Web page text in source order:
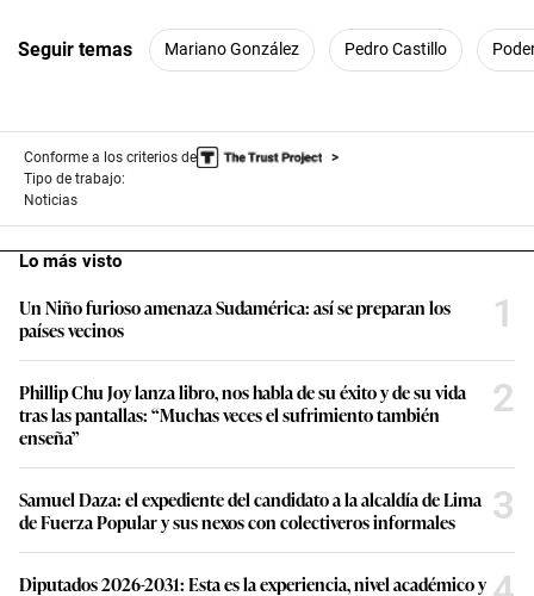
Seguir temas Mariano González Pedro Castillo
Conforme a los criterios de
Tipo de trabajo:
Noticias
Lo más visto
Un Niño furioso amenaza Sudamérica: así se preparan los
países vecinos
1
Phillip Chu Joy lanza libro, nos habla de su éxito y de su vida
tras las pantallas: “Muchas veces el sufrimiento también
enseña”
2
Samuel Daza: el expediente del candidato a la alcaldía de Lima
de Fuerza Popular y sus nexos con colectiveros informales
3
Diputados 2026-2031: Esta es la experiencia, nivel académico y